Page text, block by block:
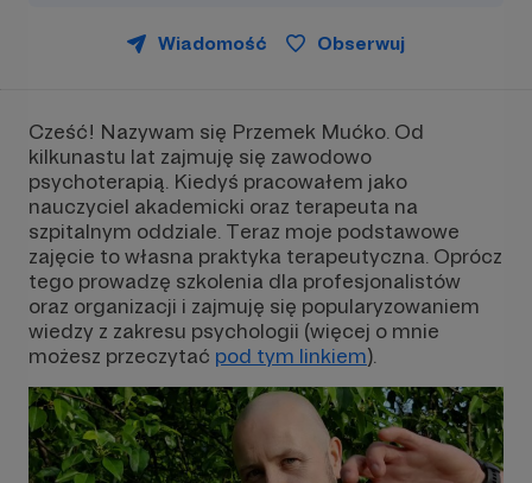
Wiadomość Obserwuj
Cześć! Nazywam się Przemek Mućko. Od
kilkunastu lat zajmuję się zawodowo
psychoterapią. Kiedyś pracowałem jako
nauczyciel akademicki oraz terapeuta na
szpitalnym oddziale. Teraz moje podstawowe
zajęcie to własna praktyka terapeutyczna. Oprócz
tego prowadzę szkolenia dla profesjonalistów
oraz organizacji i zajmuję się popularyzowaniem
wiedzy z zakresu psychologii (więcej o mnie
możesz przeczytać pod tym linkiem).